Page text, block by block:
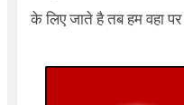
के लिए जाते है तब हम वहा पर